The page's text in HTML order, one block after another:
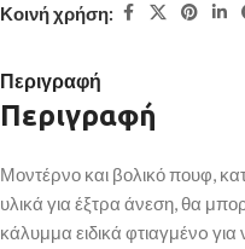
Κοινή χρήση:
Περιγραφή
Περιγραφή
Μοντέρνο και βολικό πουφ,
υλικά για έξτρα άνεση, θα
κάλυμμα ειδικά φτιαγμένo